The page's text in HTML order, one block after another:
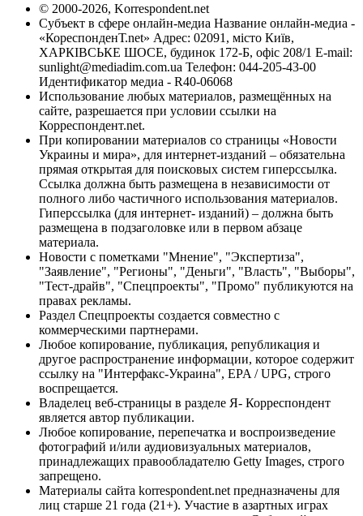
© 2000-2026, Korrespondent.net
Субъект в сфере онлайн-медиа Название онлайн-медиа -
«КореспонденТ.net» Адрес: 02091, місто Київ,
ХАРКІВСЬКЕ ШОСЕ, будинок 172-Б, офіс 208/1 E-mail:
sunlight@mediadim.com.ua Телефон: 044-205-43-00
Идентификатор медиа - R40-06068
Использование любых материалов, размещённых на
сайте, разрешается при условии ссылки на
Корреспондент.net.
При копировании материалов со страницы «Новости
Украины и мира», для интернет-изданий – обязательна
прямая открытая для поисковых систем гиперссылка.
Ссылка должна быть размещена в независимости от
полного либо частичного использования материалов.
Гиперссылка (для интернет- изданий) – должна быть
размещена в подзаголовке или в первом абзаце
материала.
Новости с пометками "Мнение", "Экспертиза",
"Заявление", "Регионы", "Деньги", "Власть", "Выборы",
"Тест-драйв", "Спецпроекты", "Промо" публикуются на
правах рекламы.
Раздел Спецпроекты создается совместно с
коммерческими партнерами.
Любое копирование, публикация, републикация и
другое распространение информации, которое содержит
ссылку на "Интерфакс-Украина", EPA / UPG, строго
воспрещается.
Владелец веб-страницы в разделе Я- Корреспондент
является автор публикации.
Любое копирование, перепечатка и воспроизведение
фотографий и/или аудиовизуальных материалов,
принадлежащих правообладателю Getty Images, строго
запрещено.
Материалы сайта korrespondent.net предназначены для
лиц старше 21 года (21+). Участие в азартных играх